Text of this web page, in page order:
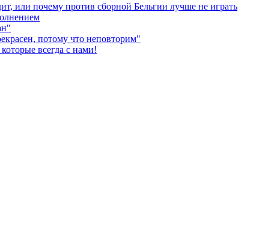
или почему против сборной Бельгии лучше не играть
потому что неповторим"
всегда с нами!